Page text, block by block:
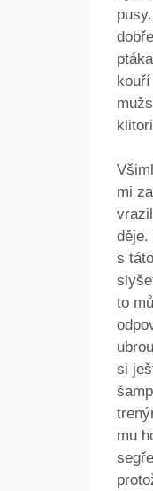
mi
děje.
s
to
si
mu